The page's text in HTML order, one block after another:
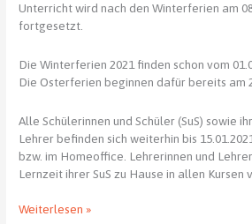
Unterricht wird nach den Winterferien am
fortgesetzt.
Die Winterferien 2021 finden schon vom
Die Osterferien beginnen dafür bereits am
Alle Schülerinnen und Schüler (SuS) sowie
Lehrer befinden sich weiterhin bis
bzw. im Homeoffice. Lehrerinnen und
Lernzeit ihrer SuS zu Hause in allen Kursen
Informationen
Weiterlesen »